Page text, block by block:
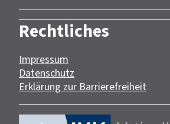
Rechtliches
Impressum
Datenschutz
Erklärung zur Barrierefreiheit